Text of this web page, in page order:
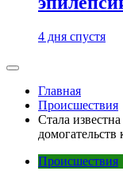
4 дня спустя
Главная
Происшествия
Стала
Происшествия